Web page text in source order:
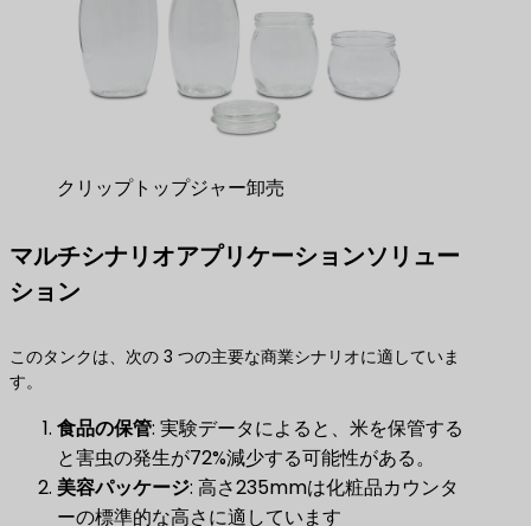
クリップトップジャー卸売
マルチシナリオアプリケーションソリュー
ション
このタンクは、次の 3 つの主要な商業シナリオに適していま
す。
食品の保管​: 実験データによると、米を保管する
と害虫の発生が72%減少する可能性がある。
美容パッケージ​: 高さ235mmは化粧品カウンタ
ーの標準的な高さに適しています